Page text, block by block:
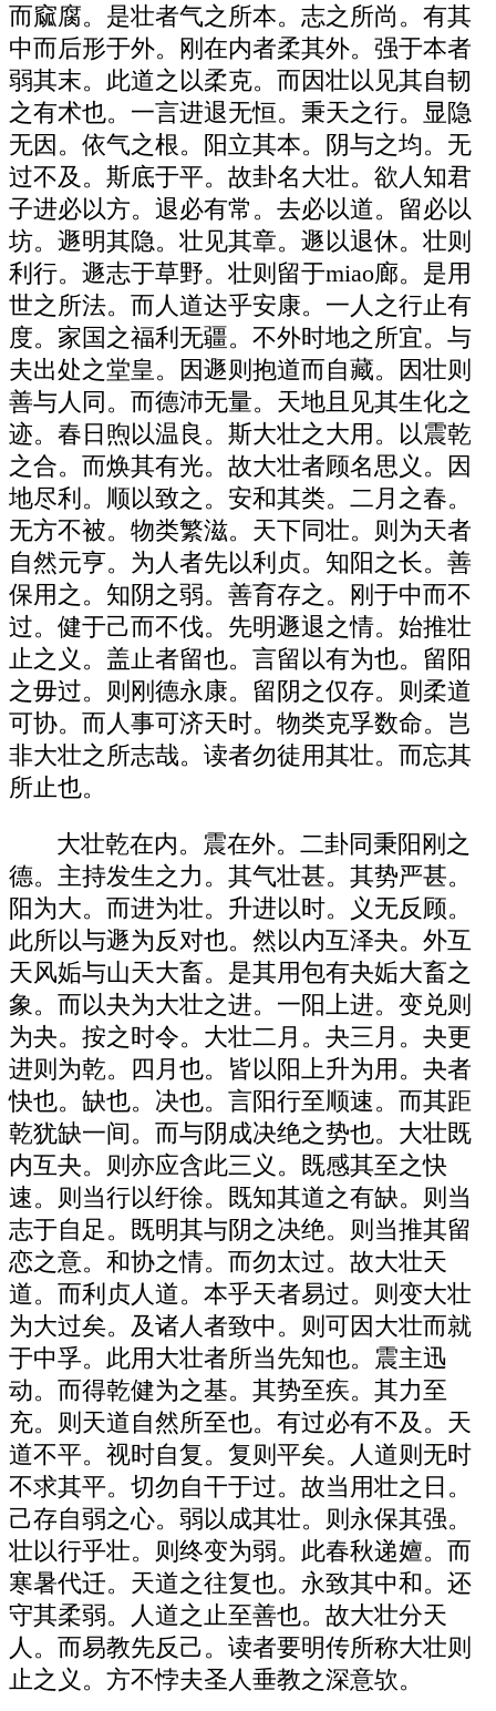
而窳腐。是壮者气之所本。志之所尚。有其
中而后形于外。刚在内者柔其外。强于本者
弱其末。此道之以柔克。而因壮以见其自韧
之有术也。一言进退无恒。秉天之行。显隐
无因。依气之根。阳立其本。阴与之均。无
过不及。斯底于平。故卦名大壮。欲人知君
子进必以方。退必有常。去必以道。留必以
坊。遯明其隐。壮见其章。遯以退休。壮则
利行。遯志于草野。壮则留于miao廊。是用
世之所法。而人道达乎安康。一人之行止有
度。家国之福利无疆。不外时地之所宜。与
夫出处之堂皇。因遯则抱道而自藏。因壮则
善与人同。而德沛无量。天地且见其生化之
迹。春日煦以温良。斯大壮之大用。以震乾
之合。而焕其有光。故大壮者顾名思义。因
地尽利。顺以致之。安和其类。二月之春。
无方不被。物类繁滋。天下同壮。则为天者
自然元亨。为人者先以利贞。知阳之长。善
保用之。知阴之弱。善育存之。刚于中而不
过。健于己而不伐。先明遯退之情。始推壮
止之义。盖止者留也。言留以有为也。留阳
之毋过。则刚德永康。留阴之仅存。则柔道
可协。而人事可济天时。物类克孚数命。岂
非大壮之所志哉。读者勿徒用其壮。而忘其
所止也。
大壮乾在内。震在外。二卦同秉阳刚之
德。主持发生之力。其气壮甚。其势严甚。
阳为大。而进为壮。升进以时。义无反顾。
此所以与遯为反对也。然以内互泽夬。外互
天风姤与山天大畜。是其用包有夬姤大畜之
象。而以夬为大壮之进。一阳上进。变兑则
为夬。按之时令。大壮二月。夬三月。夬更
进则为乾。四月也。皆以阳上升为用。夬者
快也。缺也。决也。言阳行至顺速。而其距
乾犹缺一间。而与阴成决绝之势也。大壮既
内互夬。则亦应含此三义。既感其至之快
速。则当行以纡徐。既知其道之有缺。则当
志于自足。既明其与阴之决绝。则当推其留
恋之意。和协之情。而勿太过。故大壮天
道。而利贞人道。本乎天者易过。则变大壮
为大过矣。及诸人者致中。则可因大壮而就
于中孚。此用大壮者所当先知也。震主迅
动。而得乾健为之基。其势至疾。其力至
充。则天道自然所至也。有过必有不及。天
道不平。视时自复。复则平矣。人道则无时
不求其平。切勿自干于过。故当用壮之日。
己存自弱之心。弱以成其壮。则永保其强。
壮以行乎壮。则终变为弱。此春秋递嬗。而
寒暑代迁。天道之往复也。永致其中和。还
守其柔弱。人道之止至善也。故大壮分天
人。而易教先反己。读者要明传所称大壮则
止之义。方不悖夫圣人垂教之深意欤。